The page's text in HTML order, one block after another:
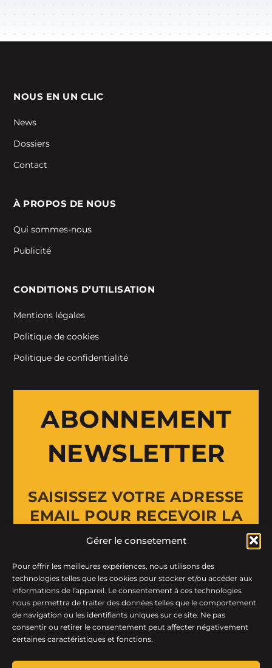
Gérer le consetement
Pour offrir les meilleures expériences, nous utilisons des
technologies telles que les cookies pour stocker et/ou accéder aux
informations de l'appareil. Le consentement à ces technologies
nous permettra de traiter des données telles que le comportement
de navigation ou les identifiants uniques sur ce site. Ne pas
consentir ou retirer le consentement peut affecter négativement
certaines caractéristiques et fonctions.
NOUS EN UN CLIC
News
Dossiers
Contact
À PROPOS DE NOUS
Qui sommes-nous
Publicité
CONDITIONS D’UTILISATION
Mentions légales
Politique de cookies
Politique de confidentialité
ABONNEMENT
NEWSLETTER
SAISISSEZ VOTRE ADRESSE
EMAIL POUR RECEVOIR LA
NEWSLETTER
Email Address